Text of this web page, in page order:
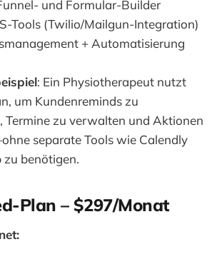
und Formular-Builder
Tools (Twilio/Mailgun-Integration)
+ Automatisierung
: Ein Physiotherapeut nutzt
um Kundenreminds zu
Termine zu verwalten und Aktionen
separate Tools wie Calendly
benötigen.
Plan – $297/Monat